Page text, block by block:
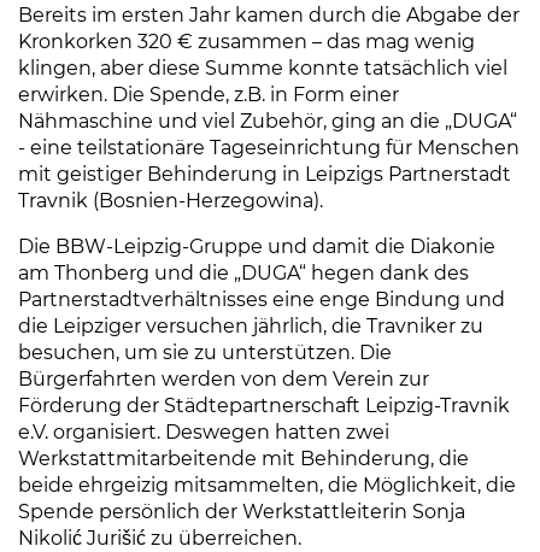
Bereits im ersten Jahr kamen durch die Abgabe der
Kronkorken 320 € zusammen – das mag wenig
klingen, aber diese Summe konnte tatsächlich viel
erwirken. Die Spende, z.B. in Form einer
Nähmaschine und viel Zubehör, ging an die „DUGA“
- eine teilstationäre Tageseinrichtung für Menschen
mit geistiger Behinderung in Leipzigs Partnerstadt
Travnik (Bosnien-Herzegowina).
Die BBW-Leipzig-Gruppe und damit die Diakonie
am Thonberg und die „DUGA“ hegen dank des
Partnerstadtverhältnisses eine enge Bindung und
die Leipziger versuchen jährlich, die Travniker zu
besuchen, um sie zu unterstützen. Die
Bürgerfahrten werden von dem Verein zur
Förderung der Städtepartnerschaft Leipzig-Travnik
e.V. organisiert. Deswegen hatten zwei
Werkstattmitarbeitende mit Behinderung, die
beide ehrgeizig mitsammelten, die Möglichkeit, die
Spende persönlich der Werkstattleiterin Sonja
Nikolić Jurišić zu überreichen.